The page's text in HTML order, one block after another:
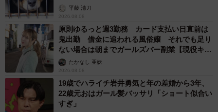
平藤 清刀
2026.08.08
原則ゆるっと週3勤務 カード支払い日直前は
鬼出勤 借金に追われる風俗嬢 それでも足り
ない場合は朝までガールズバー副業【現役キャ
ストに取材】
たかなし 亜妖
2026.08.08
19歳でハライチ岩井勇気と年の差婚から3年、
22歳元おはガール髪バッサリ「ショート似合い
すぎ」